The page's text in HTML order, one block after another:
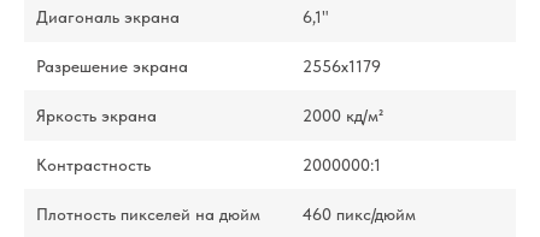
Диагональ экрана 6,1"
Разрешение экрана 2556x1179
Яркость экрана 2000 кд/м²
Контрастность 2000000:1
Плотность пикселей на дюйм 460 пикс/дюйм